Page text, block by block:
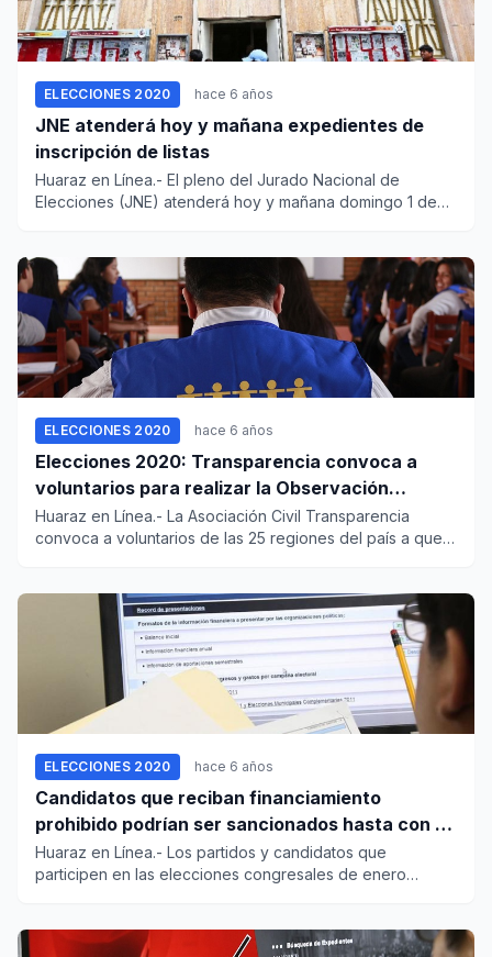
ELECCIONES 2020 hace 6 años
JNE atenderá hoy y mañana expedientes de
inscripción de listas
Huaraz en Línea.- El pleno del Jurado Nacional de
Elecciones (JNE) atenderá hoy y mañana domingo 1 de
ELECCIONES 2020 hace 6 años
Elecciones 2020: Transparencia convoca a
voluntarios para realizar la Observación
Electoral
Huaraz en Línea.- La Asociación Civil Transparencia
convoca a voluntarios de las 25 regiones del país a que
ELECCIONES 2020 hace 6 años
Candidatos que reciban financiamiento
prohibido podrían ser sancionados hasta con 8
años de cárcel
Huaraz en Línea.- Los partidos y candidatos que
participen en las elecciones congresales de enero